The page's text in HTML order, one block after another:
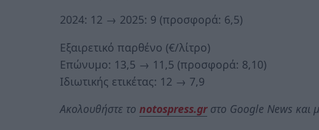
2024: 12 → 2025: 9 (προσφορά: 6,5)
Εξαιρετικό παρθένο (€/λίτρο)
Επώνυμο: 13,5 → 11,5 (προσφορά: 8,10)
Ιδιωτικής ετικέτας: 12 → 7,9
Ακολουθήστε το notospress.grστο Google News και